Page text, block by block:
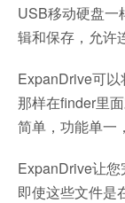
USB移动硬盘一
辑和保存，允许
ExpanDrive可
那样在finder里
简单，功能单一
ExpanDrive让您
即使这些文件是